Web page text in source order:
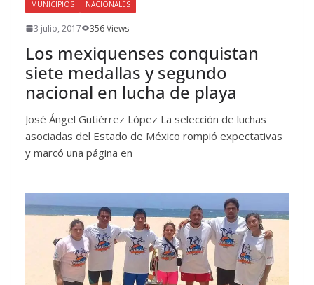
MUNICIPIOS NACIONALES
3 julio, 2017 356 Views
Los mexiquenses conquistan
siete medallas y segundo
nacional en lucha de playa
José Ángel Gutiérrez López La selección de luchas
asociadas del Estado de México rompió expectativas
y marcó una página en